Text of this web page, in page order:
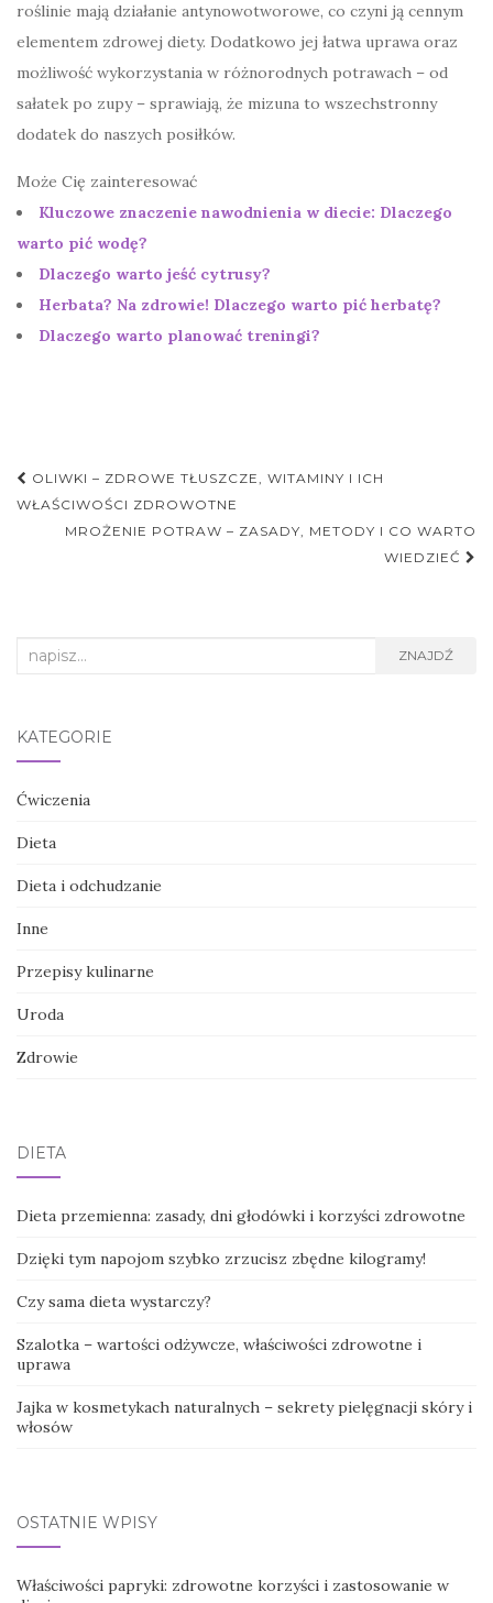
roślinie mają działanie antynowotworowe, co czyni ją cennym
elementem zdrowej diety. Dodatkowo jej łatwa uprawa oraz
możliwość wykorzystania w różnorodnych potrawach – od
sałatek po zupy – sprawiają, że mizuna to wszechstronny
dodatek do naszych posiłków.
Może Cię zainteresować
Kluczowe znaczenie nawodnienia w diecie: Dlaczego
warto pić wodę?
Dlaczego warto jeść cytrusy?
Herbata? Na zdrowie! Dlaczego warto pić herbatę?
Dlaczego warto planować treningi?
Nawigacja
postu
OLIWKI – ZDROWE TŁUSZCZE, WITAMINY I ICH
WŁAŚCIWOŚCI ZDROWOTNE
MROŻENIE POTRAW – ZASADY, METODY I CO WARTO
WIEDZIEĆ
Search
ZNAJDŹ
KATEGORIE
Ćwiczenia
Dieta
Dieta i odchudzanie
Inne
Przepisy kulinarne
Uroda
Zdrowie
DIETA
Dieta przemienna: zasady, dni głodówki i korzyści zdrowotne
Dzięki tym napojom szybko zrzucisz zbędne kilogramy!
Czy sama dieta wystarczy?
Szalotka – wartości odżywcze, właściwości zdrowotne i
uprawa
Jajka w kosmetykach naturalnych – sekrety pielęgnacji skóry i
włosów
OSTATNIE WPISY
Właściwości papryki: zdrowotne korzyści i zastosowanie w